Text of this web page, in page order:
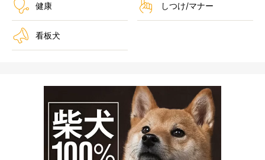
健康 しつけ/マナー
看板犬